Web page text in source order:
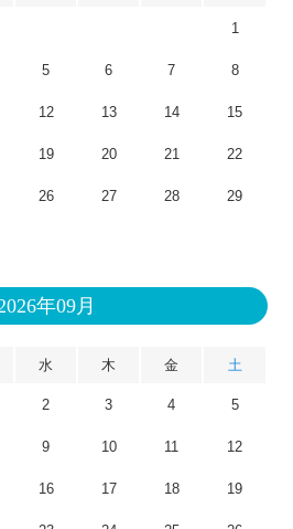
1
5 6 7 8
12 13 14 15
19 20 21 22
26 27 28 29
年09月
水 木 金 土
2 3 4 5
9 10 11 12
16 17 18 19